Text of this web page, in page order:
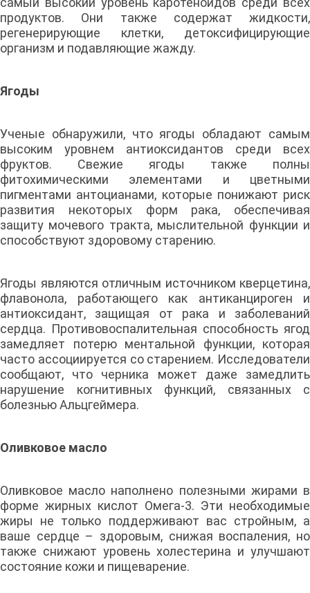
продуктов. Они также содержат жидкости,
регенерирующие клетки, детоксифицирующие
организм и подавляющие жажду.
Ягоды
Ученые обнаружили, что ягоды обладают самым
высоким уровнем антиоксидантов среди всех
фруктов. Свежие ягоды также полны
фитохимическими элементами и цветными
пигментами антоцианами, которые понижают риск
развития некоторых форм рака, обеспечивая
защиту мочевого тракта, мыслительной функции и
способствуют здоровому старению.
Ягоды являются отличным источником кверцетина,
флавонола, работающего как антиканцироген и
антиоксидант, защищая от рака и заболеваний
сердца. Противовоспалительная способность ягод
замедляет потерю ментальной функции, которая
часто ассоциируется со старением. Исследователи
сообщают, что черника может даже замедлить
нарушение когнитивных функций, связанных с
болезнью Альцгеймера.
Оливковое масло
Оливковое масло наполнено полезными жирами в
форме жирных кислот Омега-3. Эти необходимые
жиры не только поддерживают вас стройным, а
ваше сердце – здоровым, снижая воспаления, но
также снижают уровень холестерина и улучшают
состояние кожи и пищеварение.